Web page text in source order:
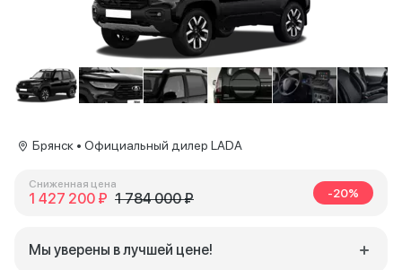
Брянск • Официальный дилер LADA
Сниженная цена
1 427 200 ₽ 1 784 000 ₽ -20%
Мы уверены в лучшей цене!